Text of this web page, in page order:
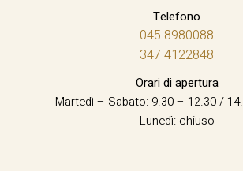
Telefono
045 8980088
347 4122848
Orari di apertura
Martedì – Sabato: 9.30 – 12.30 /
Lunedì: chiuso